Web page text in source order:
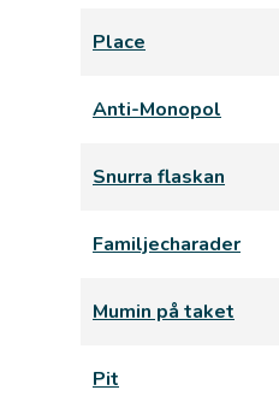
Place
Anti-Monopol
Snurra flaskan
Familjecharader
Mumin på taket
Pit